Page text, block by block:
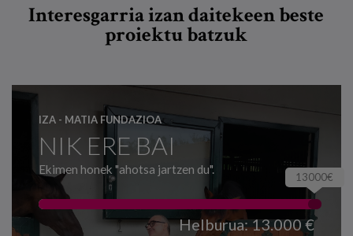
Interesgarria izan daitekeen beste
proiektu batzuk
IZA - MATIA FUNDAZIOA
NIK ERE BAI
Ekimen honek "ahotsa jartzen du".
13000€
Helburua: 13.000 €